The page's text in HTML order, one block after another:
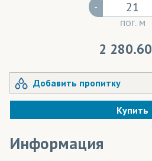
-
пог. м
2 280.60
Добавить пропитку
Купить
Информация